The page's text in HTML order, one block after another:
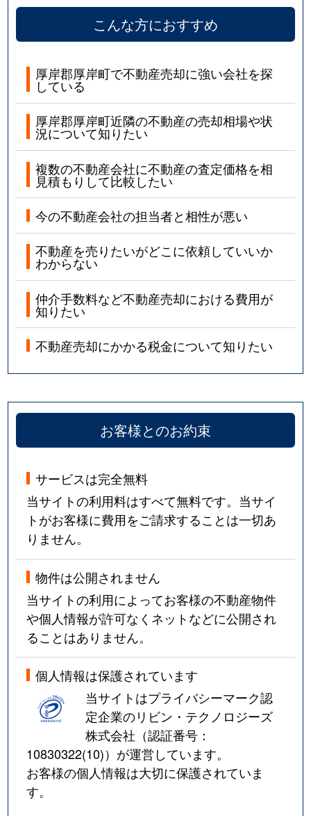
こんな方におすすめ
厚岸郡厚岸町で不動産売却に強い会社を探
している
厚岸郡厚岸町近隣の不動産の売却相場や状
況について知りたい
複数の不動産会社に不動産の査定価格を相
見積もりして比較したい
今の不動産会社の担当者と相性が悪い
不動産を売りたいがどこに依頼していいか
わからない
仲介手数料など不動産売却における費用が
知りたい
不動産売却にかかる税金について知りたい
お客様とのお約束
サービスは完全無料
当サイトの利用料はすべて無料です。当サイ
トがお客様に費用をご請求することは一切あ
りません。
物件は公開されません
当サイトの利用によってお客様の不動産物件
や個人情報が許可なくネットなどに公開され
ることはありません。
個人情報は保護されています
当サイトはプライバシーマーク認
定企業のリビン・テクノロジーズ
株式会社（認証番号：
10830322(10)）が運営しています。
お客様の個人情報は大切に保護されていま
す。